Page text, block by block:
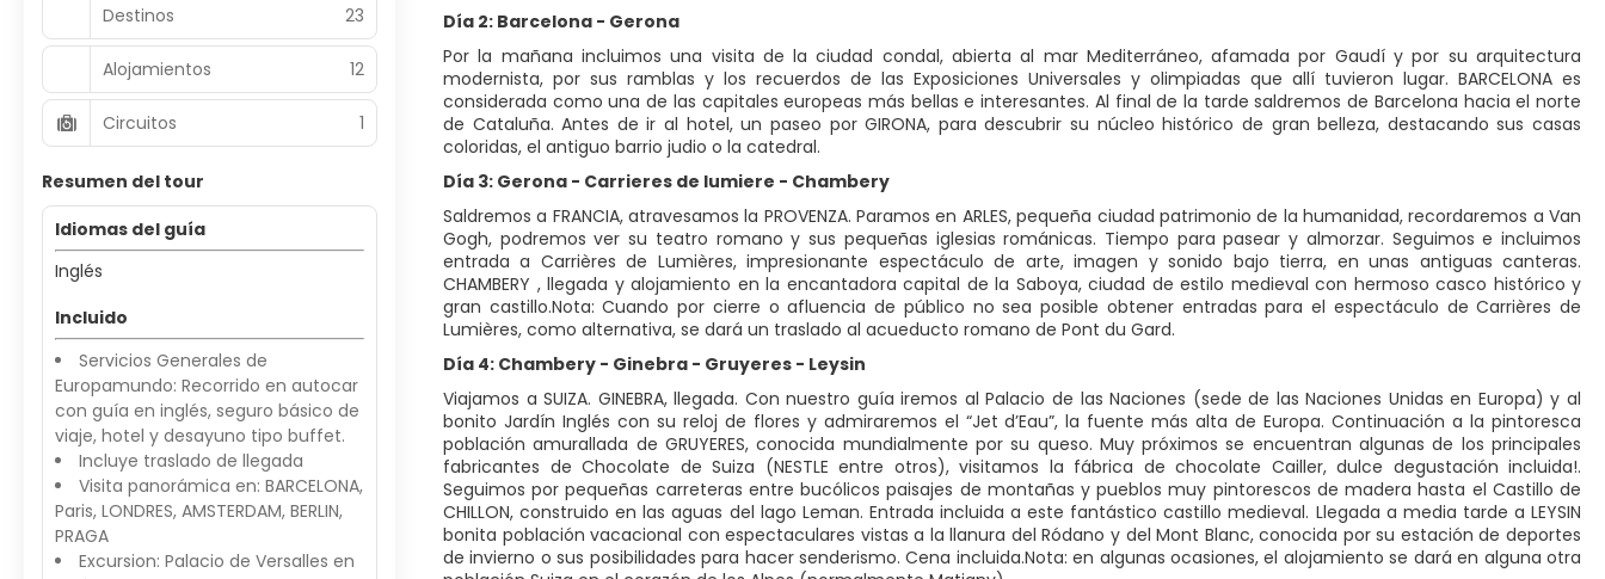
Día 2: Barcelona - Gerona
Por la mañana incluimos una visita de la ciudad condal, abierta al mar Mediterráneo, afamada por Gaudí y por su arquitectura
modernista, por sus ramblas y los recuerdos de las Exposiciones Universales y olimpiadas que allí tuvieron lugar. BARCELONA es
considerada como una de las capitales europeas más bellas e interesantes. Al final de la tarde saldremos de Barcelona hacia el norte
de Cataluña. Antes de ir al hotel, un paseo por GIRONA, para descubrir su núcleo histórico de gran belleza, destacando sus casas
coloridas, el antiguo barrio judio o la catedral.
Día 3: Gerona - Carrieres de lumiere - Chambery
Saldremos a FRANCIA, atravesamos la PROVENZA. Paramos en ARLES, pequeña ciudad patrimonio de la humanidad, recordaremos a Van
Gogh, podremos ver su teatro romano y sus pequeñas iglesias románicas. Tiempo para pasear y almorzar. Seguimos e incluimos
entrada a Carrières de Lumières, impresionante espectáculo de arte, imagen y sonido bajo tierra, en unas antiguas canteras.
CHAMBERY , llegada y alojamiento en la encantadora capital de la Saboya, ciudad de estilo medieval con hermoso casco histórico y
gran castillo.Nota: Cuando por cierre o afluencia de público no sea posible obtener entradas para el espectáculo de Carrières de
Lumières, como alternativa, se dará un traslado al acueducto romano de Pont du Gard.
Día 4: Chambery - Ginebra - Gruyeres - Leysin
Viajamos a SUIZA. GINEBRA, llegada. Con nuestro guía iremos al Palacio de las Naciones (sede de las Naciones Unidas en Europa) y al
bonito Jardín Inglés con su reloj de flores y admiraremos el “Jet d’Eau”, la fuente más alta de Europa. Continuación a la pintoresca
población amurallada de GRUYERES, conocida mundialmente por su queso. Muy próximos se encuentran algunas de los principales
fabricantes de Chocolate de Suiza (NESTLE entre otros), visitamos la fábrica de chocolate Cailler, dulce degustación incluida!.
Seguimos por pequeñas carreteras entre bucólicos paisajes de montañas y pueblos muy pintorescos de madera hasta el Castillo de
CHILLON, construido en las aguas del lago Leman. Entrada incluida a este fantástico castillo medieval. Llegada a media tarde a LEYSIN
bonita población vacacional con espectaculares vistas a la llanura del Ródano y del Mont Blanc, conocida por su estación de deportes
de invierno o sus posibilidades para hacer senderismo. Cena incluida.Nota: en algunas ocasiones, el alojamiento se dará en alguna otra
Destinos
23
Alojamientos 12
Circuitos 1
Resumen del tour
Idiomas del guía
Inglés
Incluido
Servicios Generales de
Europamundo: Recorrido en autocar
con guía en inglés, seguro básico de
viaje, hotel y desayuno tipo buffet.
Incluye traslado de llegada
Visita panorámica en: BARCELONA,
Paris, LONDRES, AMSTERDAM, BERLIN,
PRAGA
Excursion: Palacio de Versalles en